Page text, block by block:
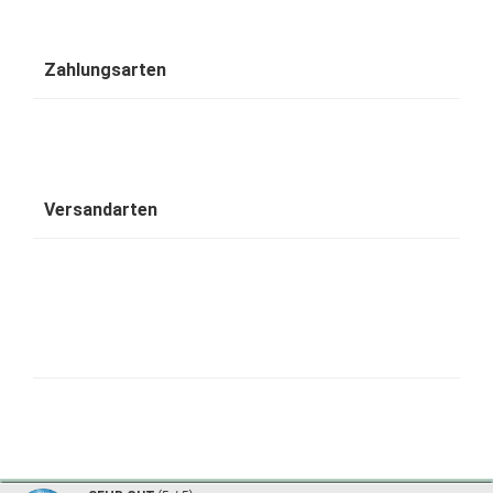
Zahlungsarten
Versandarten
1001 Wohntraum - traumhafte Bambusbetten © 2026 | ©